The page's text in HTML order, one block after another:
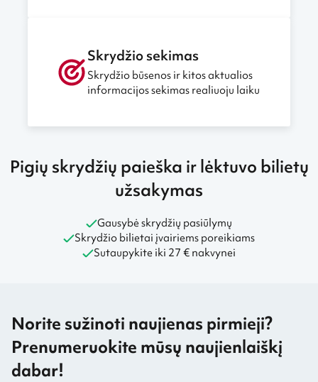
Skrydžio sekimas
Skrydžio būsenos ir kitos aktualios
informacijos sekimas realiuoju laiku
Pigių skrydžių paieška ir lėktuvo bilietų
užsakymas
Gausybė skrydžių pasiūlymų
Skrydžio bilietai įvairiems poreikiams
Sutaupykite iki 27 € nakvynei
Norite sužinoti naujienas pirmieji?
Prenumeruokite mūsų naujienlaiškį
dabar!